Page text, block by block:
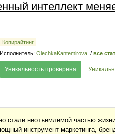
интеллект
Копирайтинг
Исполнитель: OlechkaKantemirova / все
Уникальность проверена
стали неотъемлемой частью
инструмент маркетинга,